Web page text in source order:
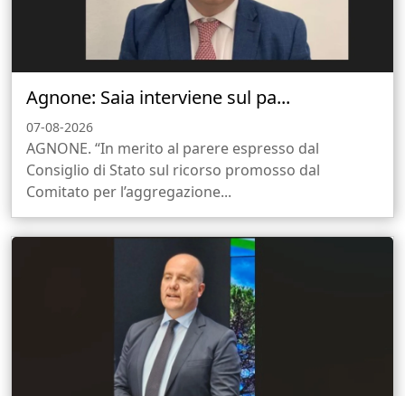
Agnone: Saia interviene sul pa...
07-08-2026
AGNONE. “In merito al parere espresso dal
Consiglio di Stato sul ricorso promosso dal
Comitato per l’aggregazione...